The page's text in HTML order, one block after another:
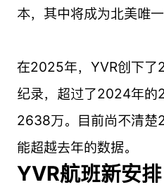
本，其中将成为北美唯
在2025年，YVR创下了
纪录，超过了2024年
2638万。目前尚不清楚
能超越去年的数据。
YVR航班新安